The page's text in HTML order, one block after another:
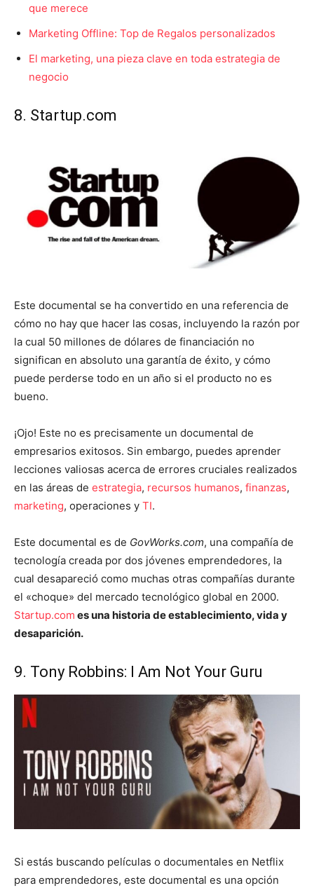
que merece
Marketing Offline: Top de Regalos personalizados
El marketing, una pieza clave en toda estrategia de
negocio
8. Startup.com
Este documental se ha convertido en una referencia de
cómo no hay que hacer las cosas, incluyendo la razón por
la cual 50 millones de dólares de financiación no
significan en absoluto una garantía de éxito, y cómo
puede perderse todo en un año si el producto no es
bueno.
¡Ojo! Este no es precisamente un documental de
empresarios exitosos. Sin embargo, puedes aprender
lecciones valiosas acerca de errores cruciales realizados
en las áreas de estrategia, recursos humanos, finanzas,
marketing, operaciones y TI.
Este documental es de GovWorks.com, una compañía de
tecnología creada por dos jóvenes emprendedores, la
cual desapareció como muchas otras compañías durante
el «choque» del mercado tecnológico global en 2000.
Startup.com es una historia de establecimiento, vida y
desaparición.
9. Tony Robbins: I Am Not Your Guru
Si estás buscando películas o documentales en Netflix
para emprendedores, este documental es una opción